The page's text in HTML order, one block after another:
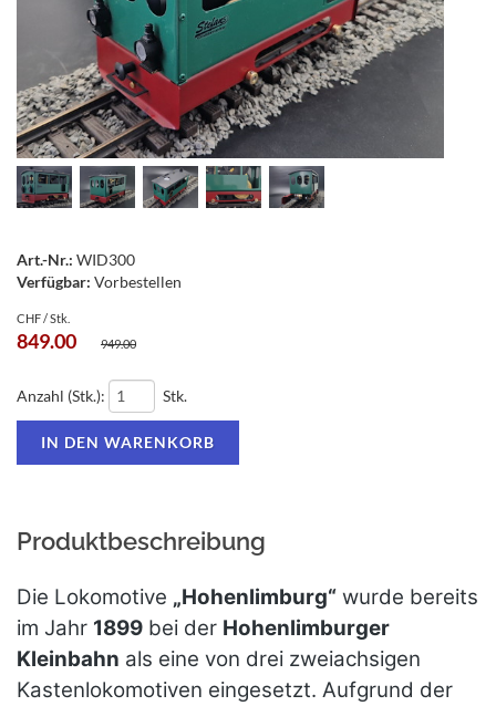
Art.-Nr.: WID300
Verfügbar: Vorbestellen
CHF / Stk.
849.00 949.00
Anzahl (Stk.): Stk.
Produktbeschreibung
Die Lokomotive „Hohenlimburg“ wurde bereits
im Jahr 1899 bei der Hohenlimburger
Kleinbahn als eine von drei zweiachsigen
Kastenlokomotiven eingesetzt. Aufgrund der